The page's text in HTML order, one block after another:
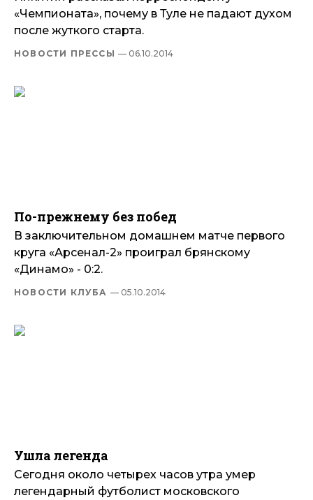
«Чемпионата», почему в Туле не падают духом
после жуткого старта.
НОВОСТИ ПРЕССЫ — 06.10.2014
По-прежнему без побед
В заключительном домашнем матче первого
круга «Арсенал-2» проиграл брянскому
«Динамо» - 0:2.
НОВОСТИ КЛУБА — 05.10.2014
Ушла легенда
Сегодня около четырех часов утра умер
легендарный футболист московского